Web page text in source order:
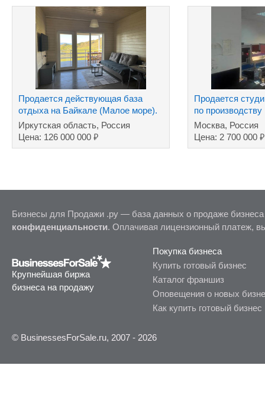
Продается действующая база
отдыха на Байкале (Малое море).
Иркутская область, Россия
Цена: 126 000 000 ₽
Продается
по
Москва, Россия
Цена: 2 700 000₽
Бизнесы для Продажи .ру — база данных о продаже
конфиденциальности. Оплачивая лицензионный платеж,
Крупнейшая биржа
бизнеса на продажу
Покупка бизнеса
Купить готовый бизнес
Каталог франшиз
Оповещения о новых
Как купить готовый бизнес
© BusinessesForSale.ru, 2007 - 2026